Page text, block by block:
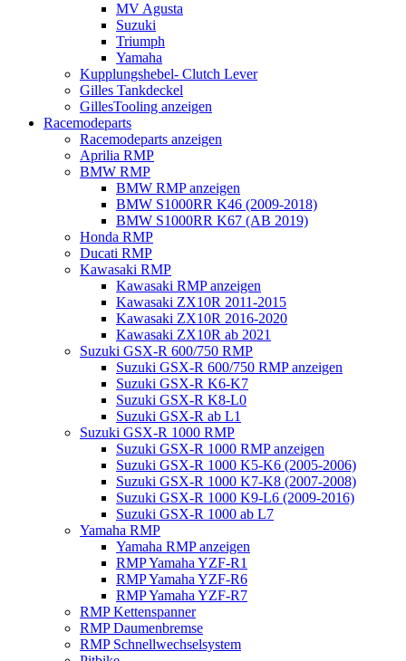
MV Agusta
Suzuki
Triumph
Yamaha
Kupplungshebel- Clutch Lever
Gilles Tankdeckel
GillesTooling anzeigen
Racemodeparts
Racemodeparts anzeigen
Aprilia RMP
BMW RMP
BMW RMP anzeigen
BMW S1000RR K46 (2009-2018)
BMW S1000RR K67 (AB 2019)
Honda RMP
Ducati RMP
Kawasaki RMP
Kawasaki RMP anzeigen
Kawasaki ZX10R 2011-2015
Kawasaki ZX10R 2016-2020
Kawasaki ZX10R ab 2021
Suzuki GSX-R 600/750 RMP
Suzuki GSX-R 600/750 RMP anzeigen
Suzuki GSX-R K6-K7
Suzuki GSX-R K8-L0
Suzuki GSX-R ab L1
Suzuki GSX-R 1000 RMP
Suzuki GSX-R 1000 RMP anzeigen
Suzuki GSX-R 1000 K5-K6 (2005-2006)
Suzuki GSX-R 1000 K7-K8 (2007-2008)
Suzuki GSX-R 1000 K9-L6 (2009-2016)
Suzuki GSX-R 1000 ab L7
Yamaha RMP
Yamaha RMP anzeigen
RMP Yamaha YZF-R1
RMP Yamaha YZF-R6
RMP Yamaha YZF-R7
RMP Kettenspanner
RMP Daumenbremse
RMP Schnellwechselsystem